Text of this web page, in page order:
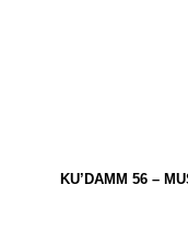
KU’DAMM 56 –